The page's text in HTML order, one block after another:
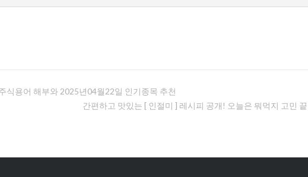
용어 해부와 2025년04월22일 인기종목 추천
간편하고 맛있는 [ 인절미 ] 레시피 공개! 오늘은 뭐먹지 고민